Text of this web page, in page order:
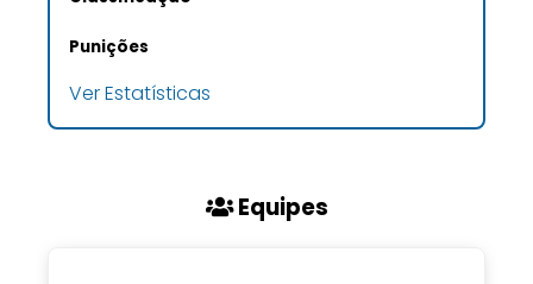
Equipes
Punições
Ver Estatísticas